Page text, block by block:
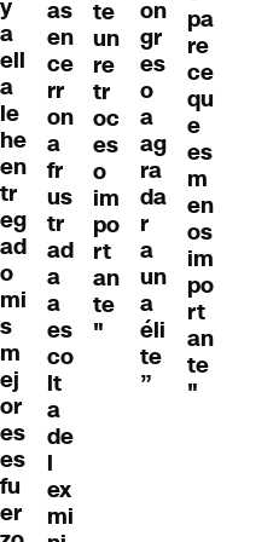
y
a
ell
a
le
he
en
tr
eg
ad
o
mi
s
m
ej
or
es
es
fu
er
as
en
ce
rr
on
a
fr
us
tr
ad
a
a
es
co
lt
a
de
l
ex
mi
te
un
re
tr
oc
es
o
im
po
rt
an
te
"
on
gr
es
o
a
ag
ra
da
r
a
un
a
éli
te
”
pa
re
ce
qu
e
es
m
en
os
im
po
rt
an
te
"